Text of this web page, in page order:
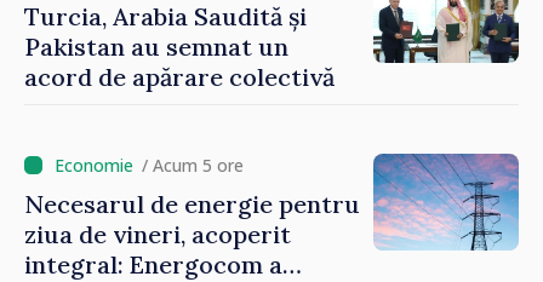
Turcia, Arabia Saudită și
Pakistan au semnat un
acord de apărare colectivă
/ Acum 5 ore
Necesarul de energie pentru
ziua de vineri, acoperit
integral: Energocom a